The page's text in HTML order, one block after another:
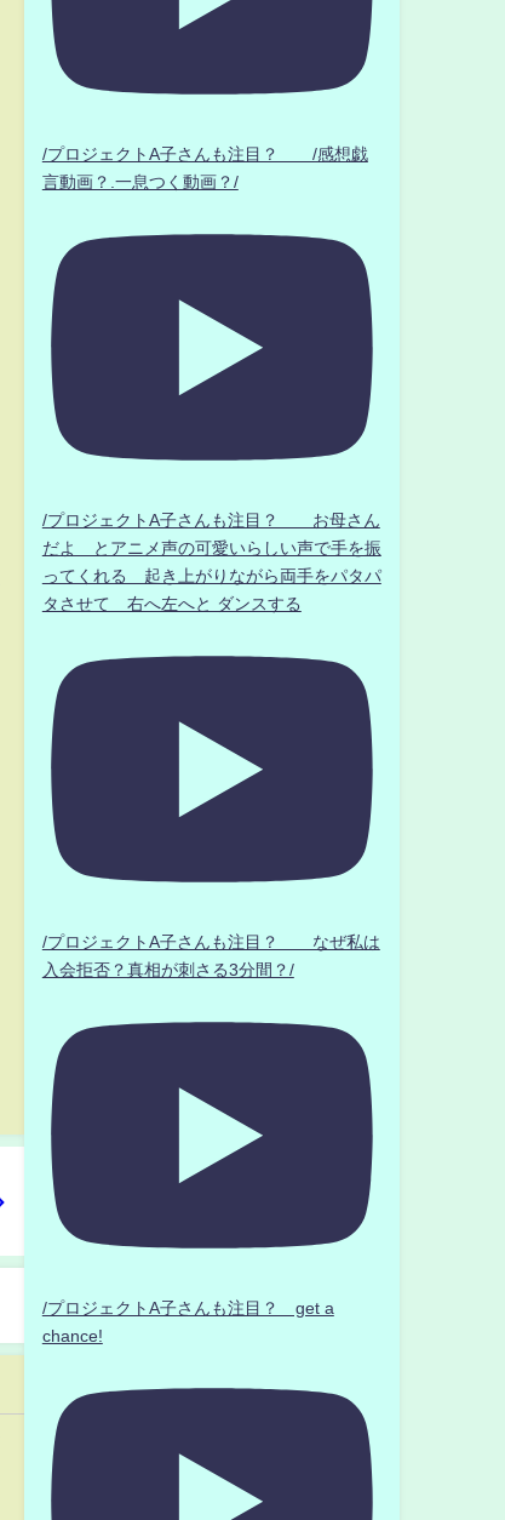
/プロジェクトA子さんも注目？ /感想戯
言動画？.一息つく動画？/
/プロジェクトA子さんも注目？ お母さん
だよ とアニメ声の可愛いらしい声で手を振
ってくれる 起き上がりながら両手をパタパ
タさせて 右へ左へと ダンスする
/プロジェクトA子さんも注目？ なぜ私は
入会拒否？真相が刺さる3分間？/
/プロジェクトA子さんも注目？ get a
chance!